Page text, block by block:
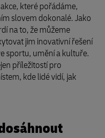
které pořádáme,
slovem dokonalé. Jako
na to, že můžeme
jim inovativní řešení
sportu, umění a kultuře.
příležitostí pro
kde lidé vidí, jak